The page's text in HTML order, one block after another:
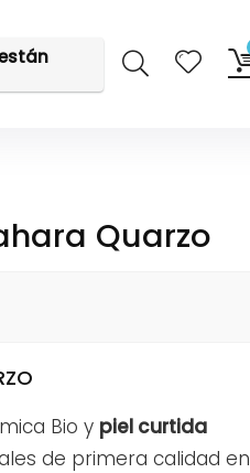
Quarzo
Bio y piel curtida
de primera calidad en